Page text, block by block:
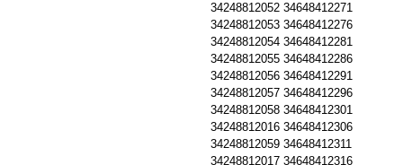
34248812052 34648412271
34248812053 34648412276
34248812054 34648412281
34248812055 34648412286
34248812056 34648412291
34248812057 34648412296
34248812058 34648412301
34248812016 34648412306
34248812059 34648412311
34248812017 34648412316